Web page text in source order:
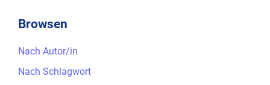
Browsen
Nach Autor/in
Nach Schlagwort